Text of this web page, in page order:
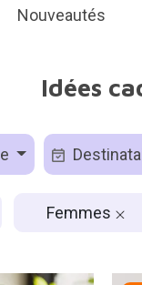
Nouveautés
Idées
Femmes